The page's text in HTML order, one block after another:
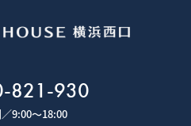
821-930
9:00～18:00